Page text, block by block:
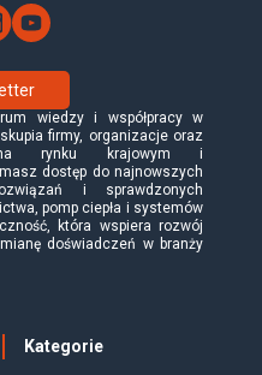
wiedzy i współpracy w
firmy, organizacje oraz
na rynku krajowym i
dostęp do najnowszych
i sprawdzonych
pomp ciepła i systemów
która wspiera rozwój
doświadczeń w branży
Kategorie